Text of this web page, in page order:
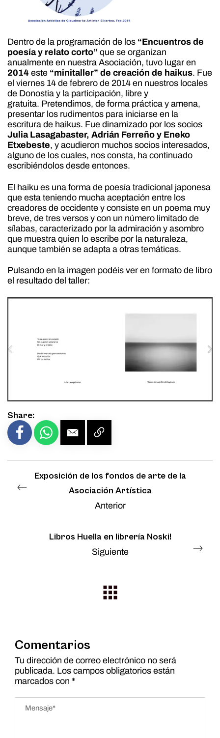
Dentro de la programación de los “Encuentros de
poesía y relato corto” que se organizan
anualmente en nuestra Asociación, tuvo lugar en
2014 este “minitaller” de creación de haikus. Fue
el viernes 14 de febrero de 2014 en nuestros locales
de Donostia y la participación, libre y
gratuita. Pretendimos, de forma práctica y amena,
presentar los rudimentos para iniciarse en la
escritura de haikus. Fue dinamizado por los socios
Julia Lasagabaster, Adrián Ferreño y Eneko
Etxebeste, y acudieron muchos socios interesados,
alguno de los cuales, nos consta, ha continuado
escribiéndolos desde entonces.
El haiku es una forma de poesía tradicional japonesa
que esta teniendo mucha aceptación entre los
creadores de occidente y consiste en un poema muy
breve, de tres versos y con un número limitado de
sílabas, caracterizado por la admiración y asombro
que muestra quien lo escribe por la naturaleza,
aunque también se adapta a otras temáticas.
Pulsando en la imagen podéis ver en formato de libro
el resultado del taller:
Share:
Exposición de los fondos de arte de la
Asociación Artística
Anterior
Libros Huella en librería Noski!
Siguiente
Comentarios
Tu dirección de correo electrónico no será
publicada. Los campos obligatorios están
marcados con *